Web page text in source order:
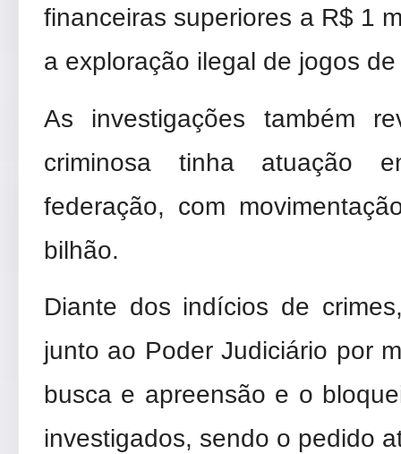
financeiras superiores a R$ 1
a exploração ilegal de jogos de
As investigações também
criminosa tinha atuação
federação, com
bilhão.
Diante dos indícios de
junto ao Poder Judiciário por
busca e apreensão e o
investigados, sendo o pedido